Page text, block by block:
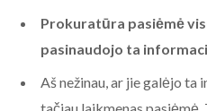
Prokuratūra pasiėmė
pasinaudojo ta
Aš nežinau, ar jie galėjo ta